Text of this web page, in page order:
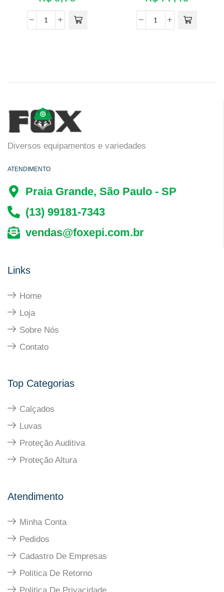
Diversos equipamentos e variedades
ATENDIMENTO
Praia Grande, São Paulo - SP
(13) 99181-7343
vendas@foxepi.com.br
Links
Home
Loja
Sobre Nós
Contato
Top Categorias
Calçados
Luvas
Proteção Auditiva
Proteção Altura
Atendimento
Minha Conta
Pedidos
Cadastro De Empresas
Politica De Retorno
Politica De Privacidade